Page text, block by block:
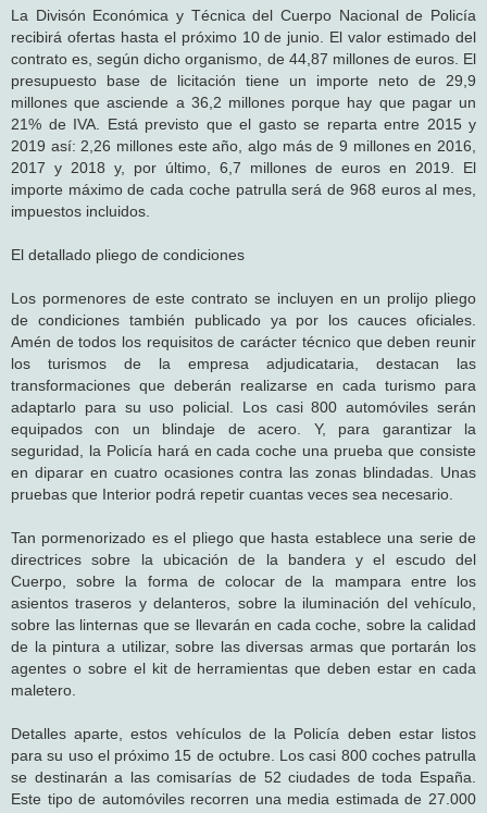
La Divisón Económica y Técnica del Cuerpo Nacional de Policía
recibirá ofertas hasta el próximo 10 de junio. El valor estimado del
contrato es, según dicho organismo, de 44,87 millones de euros. El
presupuesto base de licitación tiene un importe neto de 29,9
millones que asciende a 36,2 millones porque hay que pagar un
21% de IVA. Está previsto que el gasto se reparta entre 2015 y
2019 así: 2,26 millones este año, algo más de 9 millones en 2016,
2017 y 2018 y, por último, 6,7 millones de euros en 2019. El
importe máximo de cada coche patrulla será de 968 euros al mes,
impuestos incluidos.
El detallado pliego de condiciones
Los pormenores de este contrato se incluyen en un prolijo pliego
de condiciones también publicado ya por los cauces oficiales.
Amén de todos los requisitos de carácter técnico que deben reunir
los turismos de la empresa adjudicataria, destacan las
transformaciones que deberán realizarse en cada turismo para
adaptarlo para su uso policial. Los casi 800 automóviles serán
equipados con un blindaje de acero. Y, para garantizar la
seguridad, la Policía hará en cada coche una prueba que consiste
en diparar en cuatro ocasiones contra las zonas blindadas. Unas
pruebas que Interior podrá repetir cuantas veces sea necesario.
Tan pormenorizado es el pliego que hasta establece una serie de
directrices sobre la ubicación de la bandera y el escudo del
Cuerpo, sobre la forma de colocar de la mampara entre los
asientos traseros y delanteros, sobre la iluminación del vehículo,
sobre las linternas que se llevarán en cada coche, sobre la calidad
de la pintura a utilizar, sobre las diversas armas que portarán los
agentes o sobre el kit de herramientas que deben estar en cada
maletero.
Detalles aparte, estos vehículos de la Policía deben estar listos
para su uso el próximo 15 de octubre. Los casi 800 coches patrulla
se destinarán a las comisarías de 52 ciudades de toda España.
Este tipo de automóviles recorren una media estimada de 27.000